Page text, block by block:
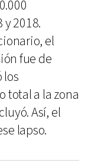
2018.
el
fue de
los
total a la zona
Así, el
lapso.